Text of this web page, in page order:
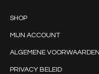
SHOP
MIJN ACCOUNT
ALGEMENE VOORWAARDEN
PRIVACY BELEID